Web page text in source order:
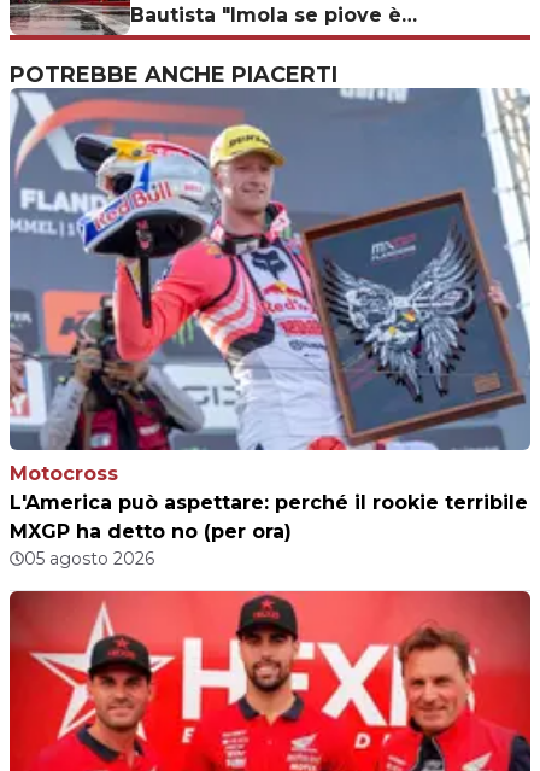
Bautista "Imola se piove è
impossibile"
POTREBBE ANCHE PIACERTI
Motocross
L'America può aspettare: perché il rookie terribile
MXGP ha detto no (per ora)
05 agosto 2026